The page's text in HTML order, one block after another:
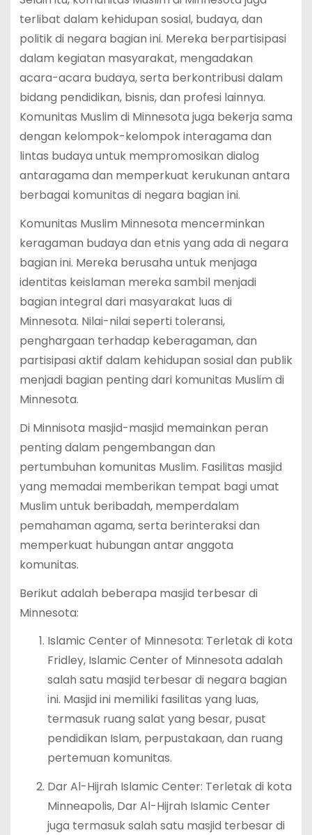
terlibat dalam kehidupan sosial, budaya, dan
politik di negara bagian ini. Mereka berpartisipasi
dalam kegiatan masyarakat, mengadakan
acara-acara budaya, serta berkontribusi dalam
bidang pendidikan, bisnis, dan profesi lainnya.
Komunitas Muslim di Minnesota juga bekerja sama
dengan kelompok-kelompok interagama dan
lintas budaya untuk mempromosikan dialog
antaragama dan memperkuat kerukunan antara
berbagai komunitas di negara bagian ini.
Komunitas Muslim Minnesota mencerminkan
keragaman budaya dan etnis yang ada di negara
bagian ini. Mereka berusaha untuk menjaga
identitas keislaman mereka sambil menjadi
bagian integral dari masyarakat luas di
Minnesota. Nilai-nilai seperti toleransi,
penghargaan terhadap keberagaman, dan
partisipasi aktif dalam kehidupan sosial dan publik
menjadi bagian penting dari komunitas Muslim di
Minnesota.
Di Minnisota masjid-masjid memainkan peran
penting dalam pengembangan dan
pertumbuhan komunitas Muslim. Fasilitas masjid
yang memadai memberikan tempat bagi umat
Muslim untuk beribadah, memperdalam
pemahaman agama, serta berinteraksi dan
memperkuat hubungan antar anggota
komunitas.
Berikut adalah beberapa masjid terbesar di
Minnesota:
Islamic Center of Minnesota: Terletak di kota
Fridley, Islamic Center of Minnesota adalah
salah satu masjid terbesar di negara bagian
ini. Masjid ini memiliki fasilitas yang luas,
termasuk ruang salat yang besar, pusat
pendidikan Islam, perpustakaan, dan ruang
pertemuan komunitas.
Dar Al-Hijrah Islamic Center: Terletak di kota
Minneapolis, Dar Al-Hijrah Islamic Center
juga termasuk salah satu masjid terbesar di